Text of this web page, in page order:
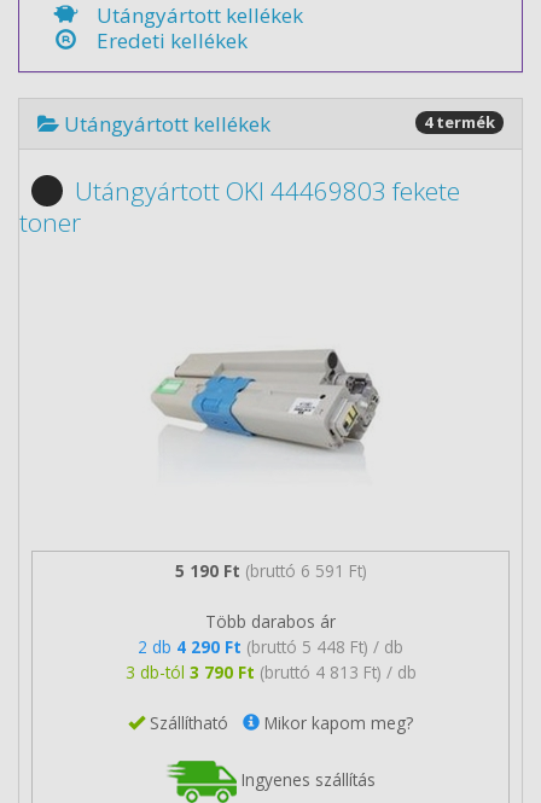
Utángyártott kellékek
Eredeti kellékek
Utángyártott kellékek 4 termék
Utángyártott OKI 44469803 fekete
toner
5 190 Ft (bruttó 6 591 Ft)
Több darabos ár
2 db 4 290 Ft (bruttó 5 448 Ft) / db
3 db-tól 3 790 Ft (bruttó 4 813 Ft) / db
Szállítható Mikor kapom meg?
Ingyenes szállítás